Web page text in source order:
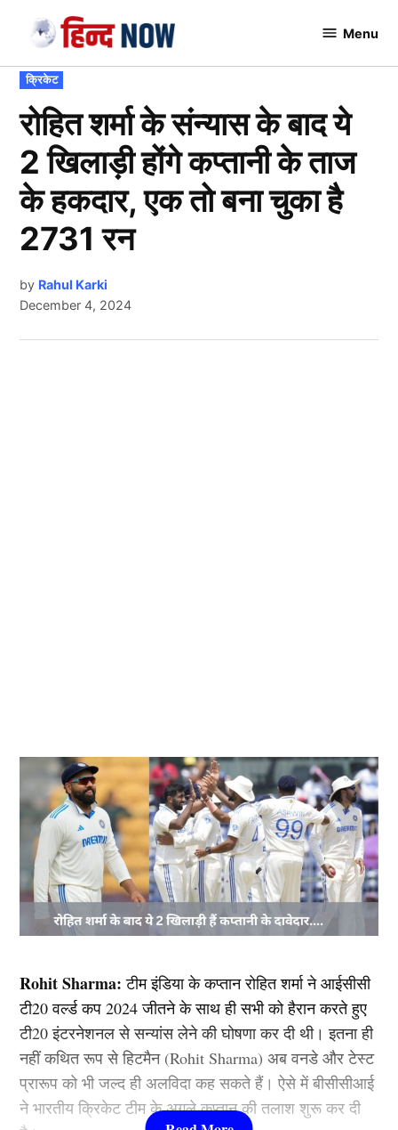
content
Menu
POSTED
IN
क्रिकेट
रोहित शर्मा के संन्यास के बाद ये
2 खिलाड़ी होंगे कप्तानी के ताज
के हकदार, एक तो बना चुका है
2731 रन
by Rahul Karki
December 4, 2024
Rohit Sharma: टीम इंडिया के कप्तान रोहित शर्मा ने आईसीसी
टी20 वर्ल्ड कप 2024 जीतने के साथ ही सभी को हैरान करते हुए
टी20 इंटरनेशनल से सन्यांस लेने की घोषणा कर दी थी। इतना ही
नहीं कथित रूप से हिटमैन (Rohit Sharma) अब वनडे और टेस्ट
प्रारूप को भी जल्द ही अलविदा कह सकते हैं। ऐसे में बीसीसीआई
ने भारतीय क्रिकेट टीम के अगले कप्तान की तलाश शुरू कर दी